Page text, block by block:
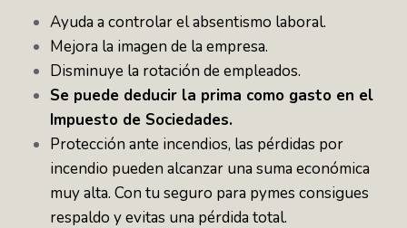
Ayuda a controlar el absentismo laboral.
Mejora la imagen de la empresa.
Disminuye la rotación de empleados.
Se puede deducir la prima como gasto en el
Impuesto de Sociedades.
Protección ante incendios, las pérdidas por
incendio pueden alcanzar una suma económica
muy alta. Con tu seguro para pymes consigues
respaldo y evitas una pérdida total.